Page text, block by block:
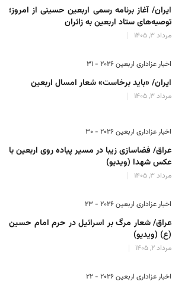
ایران/ آغاز برنامه رسمی اربعین حسینی از امروز؛
توصیه‌های ستاد اربعین به زائران
مرداد 3, 1405
اخبار عزاداری اربعین ۲۰۲۶ - 31
ایران/ «باید برخاست» شعار امسال اربعین
مرداد 3, 1405
اخبار عزاداری اربعین ۲۰۲۶ - 30
عراق/ فضاسازی زیبا در مسیر پیاده روی اربعین با
عکس شهدا (ویدیو)
مرداد 3, 1405
اخبار عزاداری اربعین ۲۰۲۶ - 23
عراق/ شعار مرگ بر اسرائیل در حرم امام حسین
(ع) (ویدیو)
مرداد 2, 1405
اخبار عزاداری اربعین ۲۰۲۶ - 22